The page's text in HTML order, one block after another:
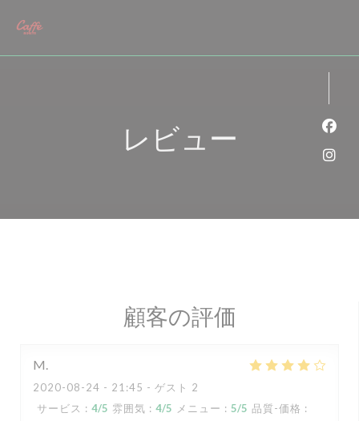
レビュー
顧客の評価
M
2020-08-24 - 21:45 - ゲスト 2
サービス : 4/5 雰囲気 : 4/5 メニュー : 5/5 品質-価格 :